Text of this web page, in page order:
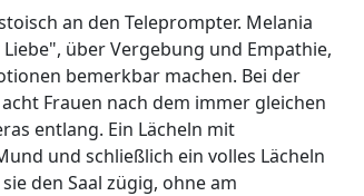
an den Teleprompter. Melania
über Vergebung und Empathie,
bemerkbar machen. Bei der
Frauen nach dem immer gleichen
entlang. Ein Lächeln mit
und schließlich ein volles Lächeln
den Saal zügig, ohne am